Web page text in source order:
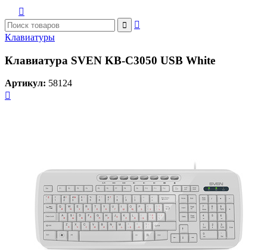



Клавиатуры
Клавиатура SVEN KB-C3050 USB White
Артикул: 58124
